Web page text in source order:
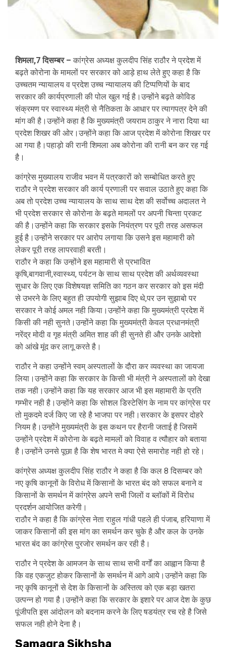
शिमला,7 दिसम्बर – कांग्रेस अध्यक्ष कुलदीप सिंह राठौर ने प्रदेश में
बढ़ते कोरोना के मामलों पर सरकार को आड़े हाथ लेते हुए कहा है कि
उच्चतम न्यायालय व प्रदेश उच्च न्यायालय की टिप्पणियों के बाद
सरकार की कार्यप्रणाली की पोल खुल गई है।उन्होंने बढ़ते कोविड
संक्रमण पर स्वास्थ्य मंत्री से नैतिकता के आधार पर त्यागपत्र देने की
मांग की है।उन्होंने कहा है कि मुख्यमंत्री जयराम ठाकुर ने नारा दिया था
प्रदेश शिखर की ओर।उन्होंने कहा कि आज प्रदेश में कोरोना शिखर पर
आ गया है।पहाड़ो की रानी शिमला अब कोरोना की रानी बन कर रह गई
है।
कांग्रेस मुख्यालय राजीव भवन में पत्रकारों को सम्बोधित करते हुए
राठौर ने प्रदेश सरकार की कार्य प्रणाली पर सवाल उठाते हुए कहा कि
अब तो प्रदेश उच्च न्यायालय के साथ साथ देश की सर्वोच्च अदालत ने
भी प्रदेश सरकार से कोरोना के बढ़ते मामलों पर अपनी चिन्ता प्रकट
की है।उन्होंने कहा कि सरकार इसके नियंत्रण पर पूरी तरह असफल
हुई है।उन्होंने सरकार पर आरोप लगाया कि उसने इस महामारी को
लेकर पूरी तरह लापरवाही बरती।
राठौर ने कहा कि उन्होंने इस महामारी से प्रभावित
कृषि,बागवानी,स्वास्थ्य, पर्यटन के साथ साथ प्रदेश की अर्थव्यवस्था
सुधार के लिए एक विशेषयज्ञ समिति का गठन कर सरकार को इस मंदी
से उभरने के लिए बहुत ही उपयोगी सुझाब दिए थे,पर उन सुझाबो पर
सरकार ने कोई अमल नही किया।उन्होंने कहा कि मुख्यमंत्री प्रदेश में
किसी की नही सुनते।उन्होंने कहा कि मुख्यमंत्री केवल प्रधानमंत्री
नरेंद्र मोदी व गृह मंत्री अमित शाह की ही सुनते ही और उनके आदेशो
को आंखे मूंद कर लागू करते है।
राठौर ने कहा उन्होंने स्वम् अस्पतालों के दौरा कर व्यवस्था का जायजा
लिया।उन्होंने कहा कि सरकार के किसी भी मंत्री ने अस्पतालों को देखा
तक नही।उन्होंने कहा कि यह सरकार आज भी इस महामारी के प्रति
गम्भीर नही है।उन्होंने कहा कि सोशल डिस्टेसिंग के नाम पर कांग्रेस पर
तो मुकदमे दर्ज किए जा रहे है भाजपा पर नही।सरकार के इसपर दोहरे
नियम है।उन्होंने मुख्यमंत्री के इस कथन पर हैरानी जताई है जिसमें
उन्होंने प्रदेश में कोरोना के बढ़ते मामलों को विवाह व त्यौहार को बताया
है।उन्होंने उनसे पूछा है कि शेष भारत मे क्या ऐसे समारोह नही हो रहे।
कांग्रेस अध्यक्ष कुलदीप सिंह राठौर ने कहा है कि कल 8 दिसम्बर को
नए कृषि कानूनों के विरोध में किसानों के भारत बंद को सफल बनाने व
किसानों के समर्थन में कांग्रेस अपने सभी जिलों व ब्लॉकों में विरोध
प्रदर्शन आयोजित करेगी।
राठौर ने कहा है कि कांग्रेस नेता राहुल गांधी पहले ही पंजाब, हरियाणा में
जाकर किसानों की इस मांग का समर्थन कर चुके है और कल के उनके
भारत बंद का कांग्रेस पुरजोर समर्थन कर रही है।
राठौर ने प्रदेश के आमजन के साथ साथ सभी वर्गों का आह्वान किया है
कि वह एकजुट होकर किसानों के समर्थन में आगे आये।उन्होंने कहा कि
नए कृषि कानूनों से देश के किसानों के अस्तित्व को एक बड़ा खतरा
उत्पन्न हो गया है।उन्होंने कहा कि सरकार के इशारे पर आज देश के कुछ
पूंजीपति इस आंदोलन को बदनाम करने के लिए षडयंत्र रच रहे है जिसे
सफल नही होने देना है।
Samagra Sikhsha